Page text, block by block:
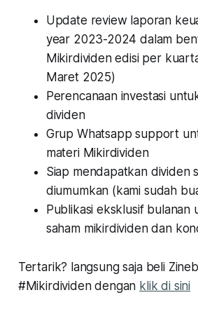
Update review laporan
year 2023-2024 dalam
Mikirdividen edisi per
Maret 2025)
Perencanaan investasi
dividen
Grup Whatsapp support
materi Mikirdividen
Siap mendapatkan dividen
diumumkan (kami sudah
Publikasi eksklusif bulanan
saham mikirdividen dan
Tertarik? langsung saja beli
#Mikirdividen dengan klik di sini